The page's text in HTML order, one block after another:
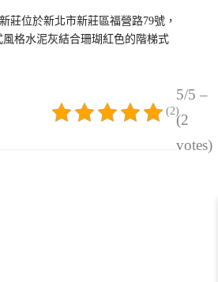
莊位於新北市新莊區福營路79號，
格水泥灰結合珊瑚紅色的階梯式
5/5 –
(2
votes)
(2)